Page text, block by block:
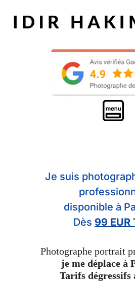
Je suis
disponible à
Dès 99 EUR
Photographe portrait
je me déplace à
Tarifs dégressifs